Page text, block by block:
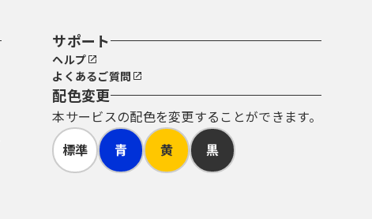
サポート
ヘルプ
よくあるご質問
配色変更
本サービスの配色を変更することができます。
標準
青 黄 黒